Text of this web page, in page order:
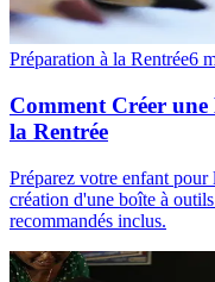
Préparation à la Rentrée6
Comment Créer
la Rentrée
Préparez votre enfant
création d'une boîte à
recommandés inclus.